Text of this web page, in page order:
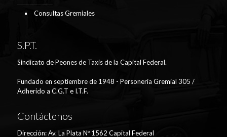
Consultas Gremiales
S.P.T.
Sindicato de Peones de Taxis de la Capital Federal.
Fundado en septiembre de 1948 - Personería Gremial 305 /
Adherido a C.G.T e I.T.F.
Contáctenos
Dirección: Av. La Plata Nº 1562 Capital Federal